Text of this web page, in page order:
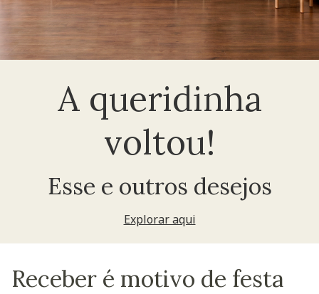
A queridinha
voltou!
Esse e outros desejos
Explorar aqui
Receber é motivo de festa